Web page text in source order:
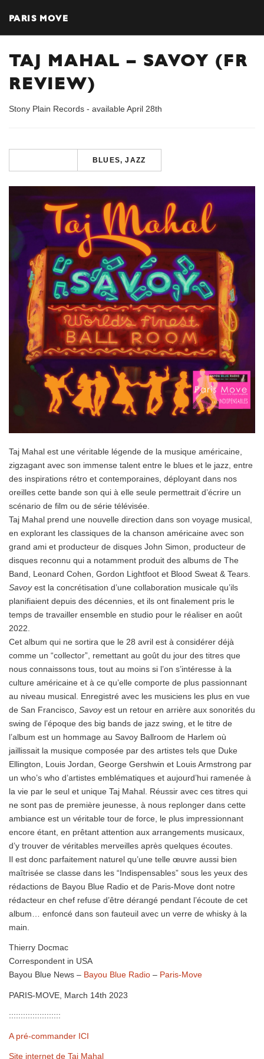
PARIS MOVE
TAJ MAHAL – SAVOY (FR
REVIEW)
Stony Plain Records - available April 28th
BLUES, JAZZ
Taj Mahal est une véritable légende de la musique américaine,
zigzagant avec son immense talent entre le blues et le jazz, entre
des inspirations rétro et contemporaines, déployant dans nos
oreilles cette bande son qui à elle seule permettrait d’écrire un
scénario de film ou de série télévisée.
Taj Mahal prend une nouvelle direction dans son voyage musical,
en explorant les classiques de la chanson américaine avec son
grand ami et producteur de disques John Simon, producteur de
disques reconnu qui a notamment produit des albums de The
Band, Leonard Cohen, Gordon Lightfoot et Blood Sweat & Tears.
Savoyest la concrétisation d’une collaboration musicale qu’ils
planifiaient depuis des décennies, et ils ont finalement pris le
temps de travailler ensemble en studio pour le réaliser en août
2022.
Cet album qui ne sortira que le 28 avril est à considérer déjà
comme un “collector”, remettant au goût du jour des titres que
nous connaissons tous, tout au moins si l’on s’intéresse à la
culture américaine et à ce qu’elle comporte de plus passionnant
au niveau musical. Enregistré avec les musiciens les plus en vue
de San Francisco, Savoyest un retour en arrière aux sonorités du
swing de l’époque des big bands de jazz swing, et le titre de
l’album est un hommage au Savoy Ballroom de Harlem où
jaillissait la musique composée par des artistes tels que Duke
Ellington, Louis Jordan, George Gershwin et Louis Armstrong par
un who’s who d’artistes emblématiques et aujourd’hui ramenée à
la vie par le seul et unique Taj Mahal. Réussir avec ces titres qui
ne sont pas de première jeunesse, à nous replonger dans cette
ambiance est un véritable tour de force, le plus impressionnant
encore étant, en prêtant attention aux arrangements musicaux,
d’y trouver de véritables merveilles après quelques écoutes.
Il est donc parfaitement naturel qu’une telle œuvre aussi bien
maîtrisée se classe dans les “Indispensables” sous les yeux des
rédactions de Bayou Blue Radio et de Paris-Move dont notre
rédacteur en chef refuse d’être dérangé pendant l’écoute de cet
album… enfoncé dans son fauteuil avec un verre de whisky à la
main.
Thierry Docmac
Correspondent in USA
Bayou Blue News – Bayou Blue Radio – Paris-Move
PARIS-MOVE, March 14th 2023
::::::::::::::::::::::
A pré-commander ICI
Site internet de Taj Mahal